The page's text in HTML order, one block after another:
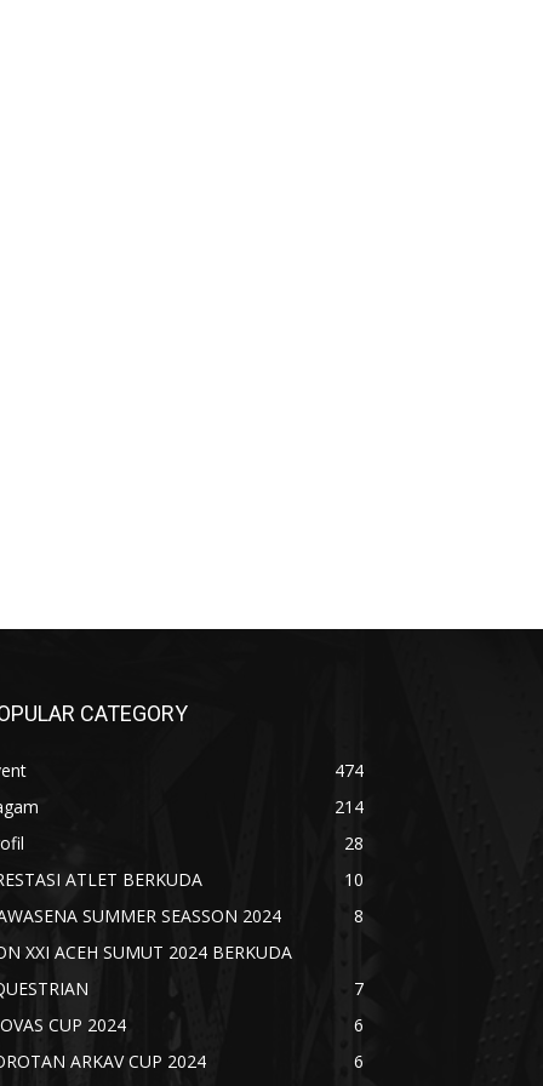
CATEGORY
474
214
28
ATLET BERKUDA
10
SUMMER SEASSON 2024
8
XXI ACEH SUMUT 2024 BERKUDA
7
CUP 2024
6
ARKAV CUP 2024
6